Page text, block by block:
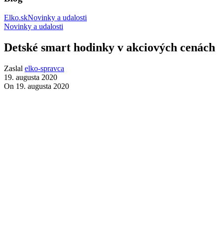
Elko.skNovinky a udalosti
Novinky a udalosti
Detské smart hodinky v akciových cenách
Zaslal elko-spravca
19. augusta 2020
On 19. augusta 2020